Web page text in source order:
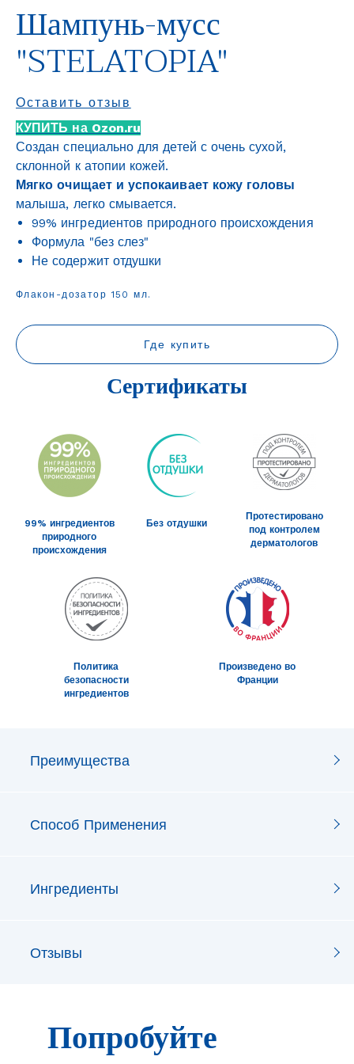
Шампунь-мусс
"STELATOPIA"
Оставить отзыв
КУПИТЬ на Ozon.ru
Создан специально для детей с очень сухой,
склонной к атопии кожей.
Мягко очищает и успокаивает кожу головы
малыша, легко смывается.
99% ингредиентов природного происхождения
Формула "без слез"
Не содержит отдушки
Флакон-дозатор 150 мл.
Где купить
Сертификаты
99% ингредиентов
природного
происхождения
Без отдушки
Протестировано
под контролем
дерматологов
Политика
безопасности
ингредиентов
Произведено во
Франции
Преимущества
Способ Применения
Ингредиенты
Отзывы
Попробуйте